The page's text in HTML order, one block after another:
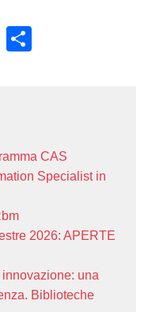
Telegram
CAS
Specialist in
2026: APERTE
una
Biblioteche